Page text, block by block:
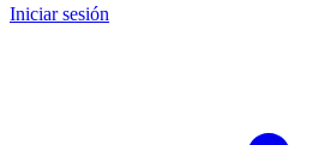
Iniciar sesión